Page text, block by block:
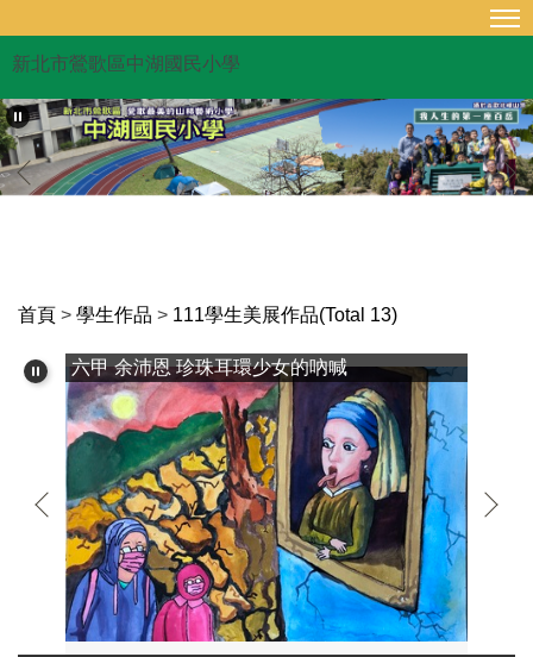
主
要
內
容
區
新北市鶯歌區中湖國民小學
首頁 > 學生作品 > 111學生美展作品(Total 13)
六甲 余沛恩 珍珠耳環少女的吶喊